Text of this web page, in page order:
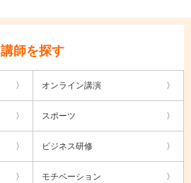
講師を探す
オンライン講演
スポーツ
ビジネス研修
モチベーション